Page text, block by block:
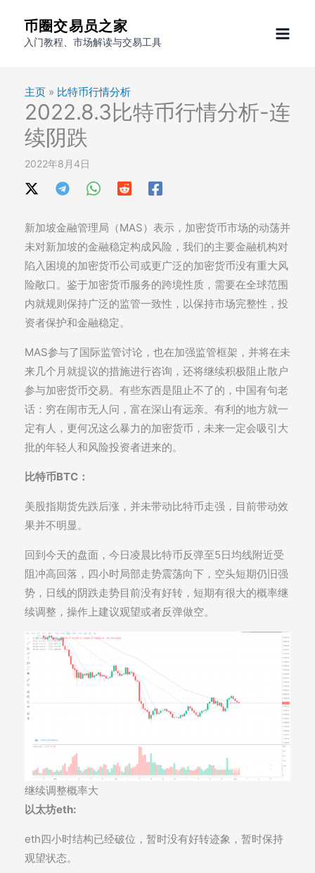
币圈交易员之家
入门教程、市场解读与交易工具
主页 » 比特币行情分析
2022.8.3比特币行情分析-连
续阴跌
2022年8月4日
新加坡金融管理局（MAS）表示，加密货币市场的动荡并
未对新加坡的金融稳定构成风险，我们的主要金融机构对
陷入困境的加密货币公司或更广泛的加密货币没有重大风
险敞口。鉴于加密货币服务的跨境性质，需要在全球范围
内就规则保持广泛的监管一致性，以保持市场完整性，投
资者保护和金融稳定。
MAS参与了国际监管讨论，也在加强监管框架，并将在未
来几个月就提议的措施进行咨询，还将继续积极阻止散户
参与加密货币交易。有些东西是阻止不了的，中国有句老
话：穷在闹市无人问，富在深山有远亲。有利的地方就一
定有人，更何况这么暴力的加密货币，未来一定会吸引大
批的年轻人和风险投资者进来的。
比特币BTC：
美股指期货先跌后涨，并未带动比特币走强，目前带动效
果并不明显。
回到今天的盘面，今日凌晨比特币反弹至5日均线附近受
阻冲高回落，四小时局部走势震荡向下，空头短期仍旧强
势，日线的阴跌走势目前没有好转，短期有很大的概率继
续调整，操作上建议观望或者反弹做空。
继续调整概率大
以太坊eth:
eth四小时结构已经破位，暂时没有好转迹象，暂时保持
观望状态。